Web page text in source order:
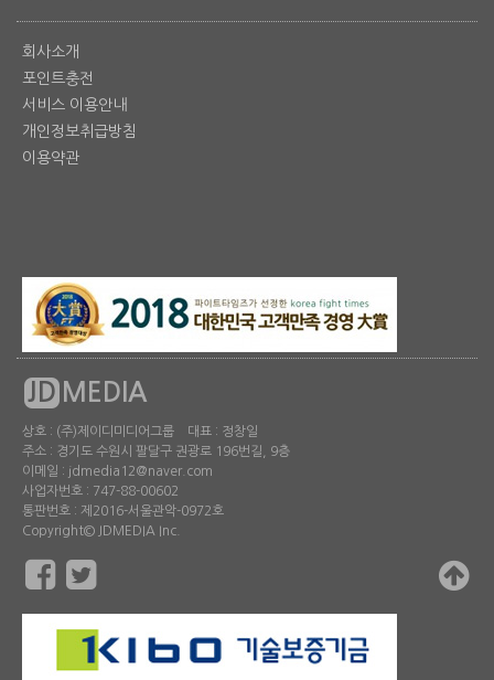
회사소개
포인트충전
서비스 이용안내
개인정보취급방침
이용약관
JD MEDIA
상호 : (주)제이디미디어그룹 대표 : 정창일
주소 : 경기도 수원시 팔달구 권광로 196번길, 9층
이메일 : jdmedia12@naver.com
사업자번호 : 747-88-00602
통판번호 : 제2016-서울관악-0972호
Copyright© JDMEDIA Inc.